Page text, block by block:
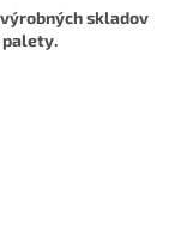
skladov
palety.